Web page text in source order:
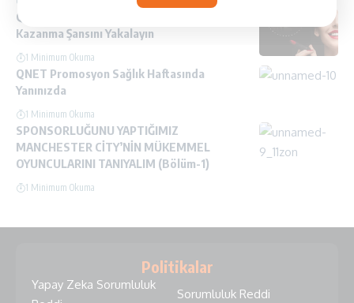
QNET İle Couleurs By Qnet Makyaj Seti
Kazanma Şansını Yakalayın
1 Minimum Okuma
QNET Promosyon Sağlık Haftasında
Yanınızda
1 Minimum Okuma
SPONSORLUĞUNU YAPTIĞIMIZ
MANCHESTER CİTY’NİN MÜKEMMEL
OYUNCULARINI TANIYALIM (Bölüm-1)
1 Minimum Okuma
Politikalar
Yapay Zeka Sorumluluk
Sorumluluk Reddi